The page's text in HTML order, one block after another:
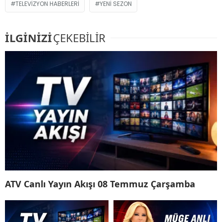
TELEVIZYON HABERLERI YENI SEZON
İLGİNİZİÇEKEBİLİR
ATV Canlı Yayın Akışı 08 Temmuz Çarşamba